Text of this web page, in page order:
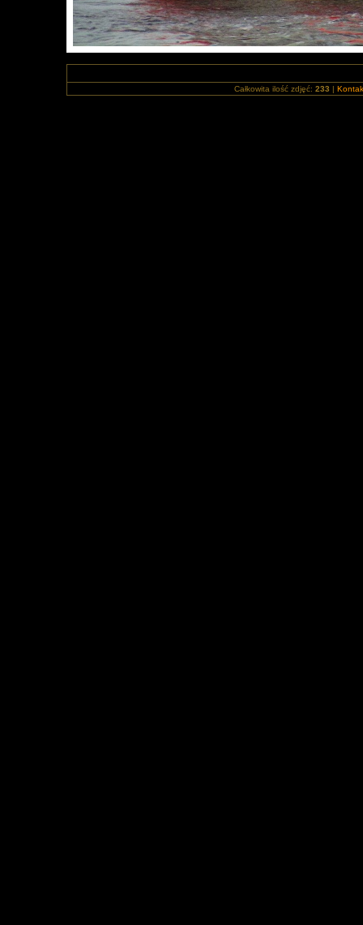
Całkowita ilość zdjęć: 233 |